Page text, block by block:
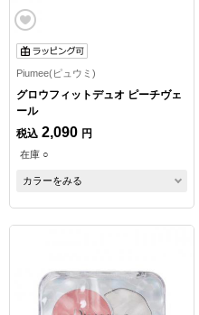
Piumee(ピュウミ)
グロウフィットデュオ ピーチヴェ
ール
税込 2,090 円
在庫 ○
カラーをみる